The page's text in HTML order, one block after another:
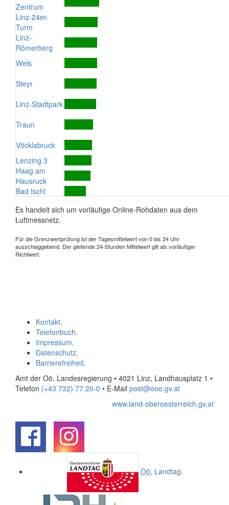
Zentrum
Linz-24er-
Turm
Linz-
Römerberg
Wels
Steyr
Linz-Stadtpark
Traun
Vöcklabruck
Lenzing 3
Haag am
Hausruck
Bad Ischl
Es handelt sich um vorläufige Online-Rohdaten aus dem
Luftmessnetz.
Für die Grenzwertprüfung ist der Tagesmittelwert von 0 bis 24 Uhr
ausschlaggebend. Der gleitende 24-Stunden Mittelwert gilt als vorläufiger
Richtwert.
Kontakt.
Telefonbuch.
Impressum.
Datenschutz.
Barrierefreiheit.
Amt der Oö. Landesregierung • 4021 Linz, Landhausplatz 1 •
Telefon (+43 732) 77 20-0 • E-Mail post@ooe.gv.at
www.land-oberoesterreich.gv.at
Oö. Landtag.